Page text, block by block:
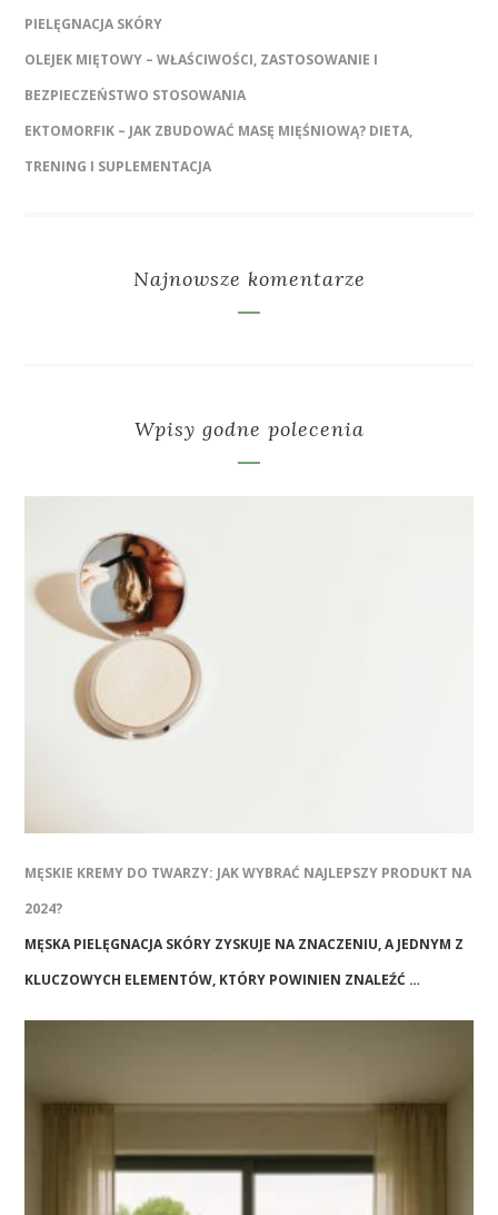
PIELĘGNACJA SKÓRY
OLEJEK MIĘTOWY – WŁAŚCIWOŚCI, ZASTOSOWANIE I
BEZPIECZEŃSTWO STOSOWANIA
EKTOMORFIK – JAK ZBUDOWAĆ MASĘ MIĘŚNIOWĄ? DIETA,
TRENING I SUPLEMENTACJA
Najnowsze komentarze
Wpisy godne polecenia
MĘSKIE KREMY DO TWARZY: JAK WYBRAĆ NAJLEPSZY PRODUKT NA
2024?
MĘSKA PIELĘGNACJA SKÓRY ZYSKUJE NA ZNACZENIU, A JEDNYM Z
KLUCZOWYCH ELEMENTÓW, KTÓRY POWINIEN ZNALEŹĆ …